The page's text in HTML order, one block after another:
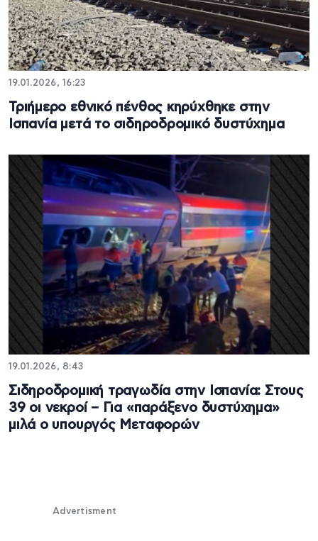
19.01.2026, 16:23
Τριήμερο εθνικό πένθος κηρύχθηκε στην
Ισπανία μετά το σιδηροδρομικό δυστύχημα
19.01.2026, 8:43
Σιδηροδρομική τραγωδία στην Ισπανία: Στους
39 οι νεκροί – Για «παράξενο δυστύχημα»
μιλά ο υπουργός Μεταφορών
Advertisment